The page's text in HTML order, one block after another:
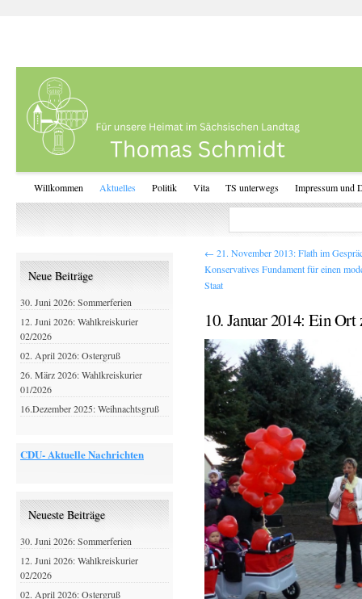
Willkommen Aktuelles Politik Vita TS unterwegs Impressum und
← 21. November 2013: Flath im
Konservatives Fundament für einen
Staat
10. Januar 2014: Ein
Neue Beiträge
30. Juni 2026: Sommerferien
12. Juni 2026: Wahlkreiskurier
02/2026
02. April 2026: Ostergruß
26. März 2026: Wahlkreiskurier
01/2026
16.Dezember 2025: Weihnachtsgruß
CDU- Aktuelle Nachrichten
Neueste Beiträge
30. Juni 2026: Sommerferien
12. Juni 2026: Wahlkreiskurier
02/2026
02. April 2026: Ostergruß